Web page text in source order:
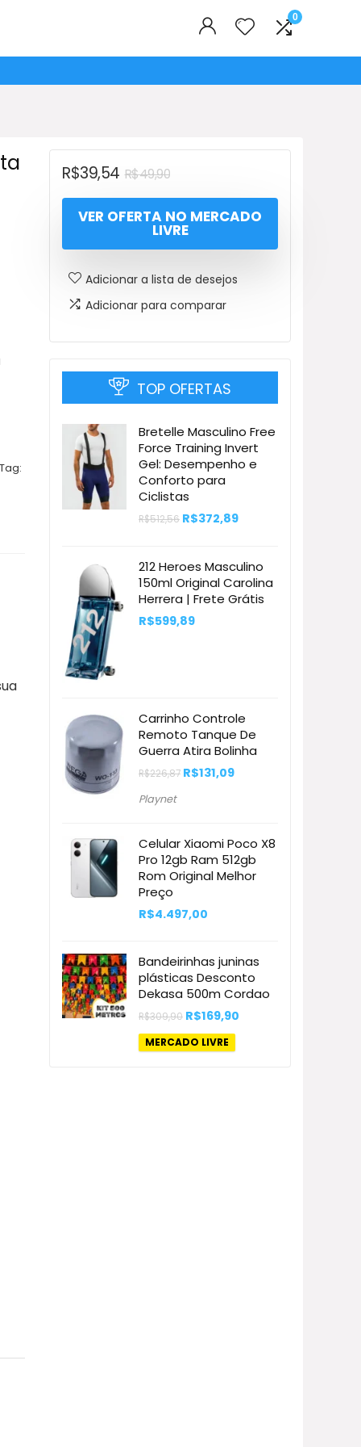
0
R$49,90O
preço
original
era:
R$39,54
O
preço
atual
é:
VER OFERTA NO MERCADO
LIVRE
Adicionar a lista de desejos
Adicionar para comparar
TOP OFERTAS
Bretelle Masculino Free
Force Training Invert
Gel: Desempenho e
Conforto para
Ciclistas
R$512,56 O
R$512,56.
R$372,89O
R$372,89.
212 Heroes Masculino
150ml Original Carolina
Herrera | Frete Grátis
R$599,89
Carrinho Controle
Remoto Tanque De
Guerra Atira Bolinha
R$226,87 O
preço
R$131,09O
Playnet
Celular Xiaomi Poco X8
Pro 12gb Ram 512gb
Rom Original Melhor
Preço
R$4.497,00
Bandeirinhas juninas
plásticas Desconto
Dekasa 500m Cordao
R$309,90 O
preço
original
era:
R$169,90
MERCADO LIVRE